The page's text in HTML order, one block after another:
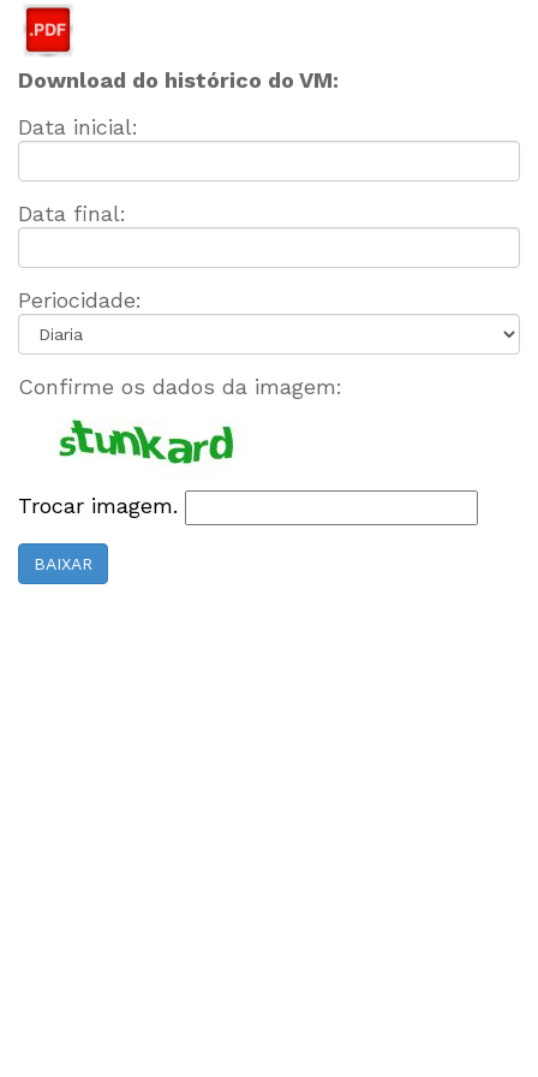
Download do histórico do VM:
Data inicial:
Data final:
Periocidade:
Confirme os dados da imagem:
Trocar imagem.